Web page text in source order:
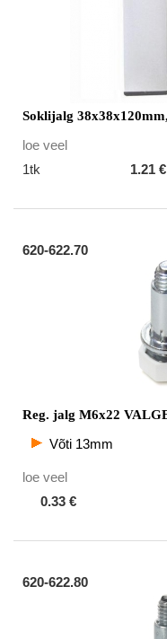
Soklijalg
loe veel
1tk
1.21 €
620-622.70
Reg. jalg M6x22
Võti 13mm
loe veel
0.33 €
620-622.80